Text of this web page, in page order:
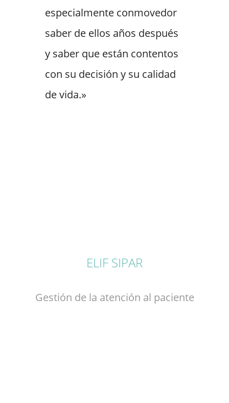
especialmente conmovedor
saber de ellos años después
y saber que están contentos
con su decisión y su calidad
de vida.»
ELIF SIPAR
Gestión de la atención al paciente